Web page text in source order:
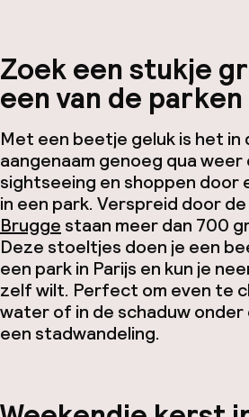
Zoek een stukje
een van de
Met een beetje geluk is het
aangenaam genoeg qua
sightseeing en shoppen door
in een park. Verspreid door de
Brugge staan meer dan 700
Deze stoeltjes doen je een
een park in Parijs en kun je
zelf wilt. Perfect om even te
water of in de schaduw onder
een stadwandeling.